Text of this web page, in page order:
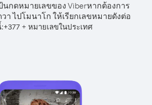
กดหมายเลขของ Viberหากต้องการ
า ไปโมนาโก ให้เรียกเลขหมายดังต่อ
+377+ หมายเลขในประเทศ